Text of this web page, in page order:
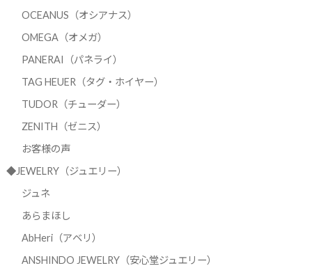
OCEANUS（オシアナス）
OMEGA（オメガ）
PANERAI（パネライ）
TAG HEUER（タグ・ホイヤー）
TUDOR（チューダー）
ZENITH（ゼニス）
お客様の声
◆JEWELRY（ジュエリー）
ジュネ
あらまほし
AbHeri（アベリ）
ANSHINDO JEWELRY（安心堂ジュエリー）